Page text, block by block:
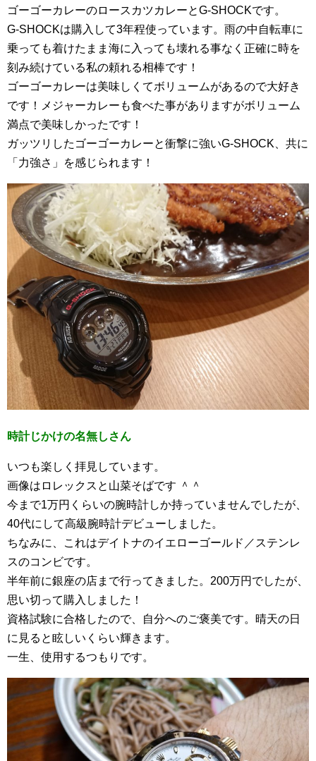
ゴーゴーカレーのロースカツカレーとG-SHOCKです。
G-SHOCKは購入して3年程使っています。雨の中自転車に
乗っても着けたまま海に入っても壊れる事なく正確に時を
刻み続けている私の頼れる相棒です！
ゴーゴーカレーは美味しくてボリュームがあるので大好き
です！メジャーカレーも食べた事がありますがボリューム
満点で美味しかったです！
ガッツリしたゴーゴーカレーと衝撃に強いG-SHOCK、共に
「力強さ」を感じられます！
時計じかけの名無しさん
いつも楽しく拝見しています。
画像はロレックスと山菜そばです ＾＾
今まで1万円くらいの腕時計しか持っていませんでしたが、
40代にして高級腕時計デビューしました。
ちなみに、これはデイトナのイエローゴールド／ステンレ
スのコンビです。
半年前に銀座の店まで行ってきました。200万円でしたが、
思い切って購入しました！
資格試験に合格したので、自分へのご褒美です。晴天の日
に見ると眩しいくらい輝きます。
一生、使用するつもりです。